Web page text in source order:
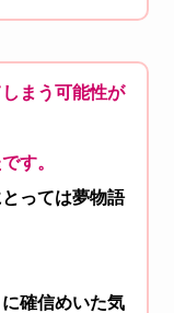
まう可能性が
す。
っては夢物語
確信めいた気